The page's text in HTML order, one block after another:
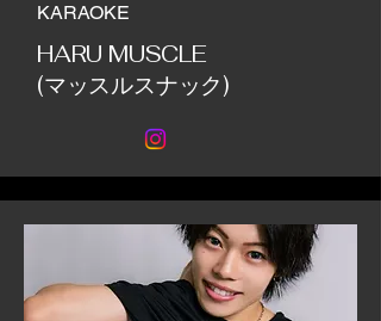
KARAOKE
HARU MUSCLE
(マッスルスナック)